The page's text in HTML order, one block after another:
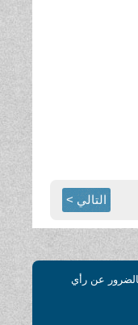
التالي >
عن رأي